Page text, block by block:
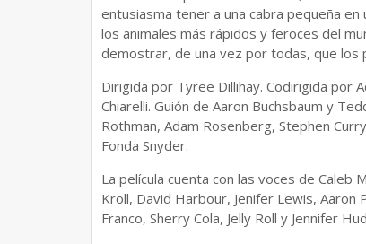
entusiasma tener a una cabra pequeña
los animales más rápidos y feroces del
demostrar, de una vez por todas, que los
Dirigida por Tyree Dillihay. Codirigida por
Chiarelli. Guión de Aaron Buchsbaum y
Rothman, Adam Rosenberg, Stephen
Fonda Snyder.
La película cuenta con las voces de Caleb
Kroll, David Harbour, Jenifer Lewis,
Franco, Sherry Cola, Jelly Roll y Jennifer